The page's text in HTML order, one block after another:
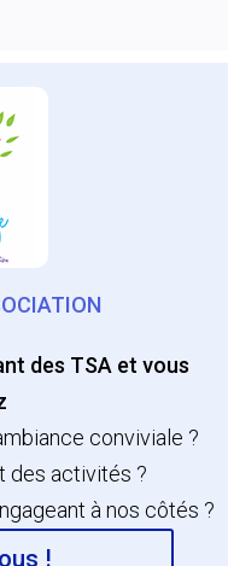
des TSA et vous
conviviale ?
des activités ?
à nos côtés ?
!